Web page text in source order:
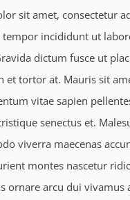
sit amet, consectetur
tempor incididunt ut
dictum fusce ut
et tortor at. Mauris sit
vitae sapien
senectus et.
viverra maecenas
montes nascetur
ornare arcu dui vivamus